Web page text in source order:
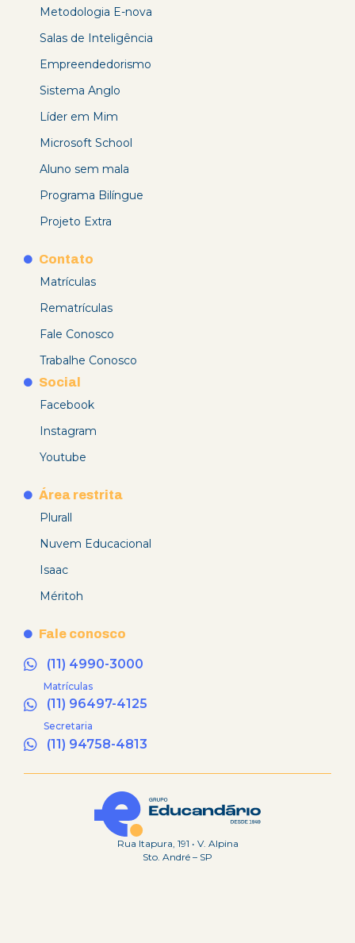
Metodologia E-nova
Salas de Inteligência
Empreendedorismo
Sistema Anglo
Líder em Mim
Microsoft School
Aluno sem mala
Programa Bilíngue
Projeto Extra
Contato
Matrículas
Rematrículas
Fale Conosco
Trabalhe Conosco
Social
Facebook
Instagram
Youtube
Área restrita
Plurall
Nuvem Educacional
Isaac
Méritoh
Fale conosco
(11) 4990-3000
Matrículas
(11) 96497-4125
Secretaria
(11) 94758-4813
Rua Itapura, 191 • V. Alpina
Sto. André – SP